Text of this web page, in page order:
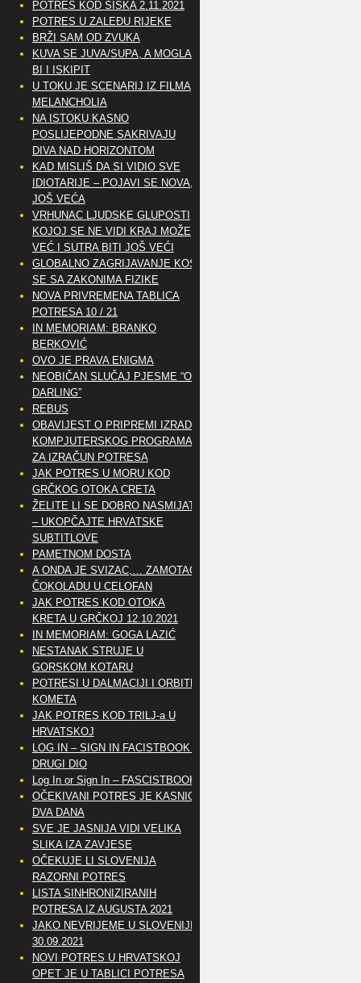
POTRES KOD SISKA 2.11.2021
POTRES U ZALEĐU RIJEKE
BRŽI SAM OD ZVUKA
KUVA SE JUVA/SUPA, A MOGLA
BI I ISKIPIT
U TOKU JE SCENARIJ IZ FILMA
MELANCHOLIA
NA ISTOKU KASNO
POSLIJEPODNE SAKRIVAJU
DIVA NAD HORIZONTOM
KAD MISLIŠ DA SI VIDIO SVE
IDIOTARIJE – POJAVI SE NOVA,..
JOŠ VEĆA
VRHUNAC LJUDSKE GLUPOSTI
KOJOJ SE NE VIDI KRAJ MOŽE
VEĆ I SUTRA BITI JOŠ VEĆI
GLOBALNO ZAGRIJAVANJE KOSI
SE SA ZAKONIMA FIZIKE
NOVA PRIVREMENA TABLICA
POTRESA 10 / 21
IN MEMORIAM: BRANKO
BERKOVIĆ
OVO JE PRAVA ENIGMA
NEOBIČAN SLUČAJ PJESME “OH
DARLING”
REBUS
OBAVIJEST O PRIPREMI IZRADE
KOMPJUTERSKOG PROGRAMA
ZA IZRAČUN POTRESA
JAK POTRES U MORU KOD
GRČKOG OTOKA CRETA
ŽELITE LI SE DOBRO NASMIJATI
– UKOPČAJTE HRVATSKE
SUBTITLOVE
PAMETNOM DOSTA
A ONDA JE SVIZAC,… ZAMOTAO
ČOKOLADU U CELOFAN
JAK POTRES KOD OTOKA
KRETA U GRČKOJ 12.10.2021
IN MEMORIAM: GOGA LAZIĆ
NESTANAK STRUJE U
GORSKOM KOTARU
POTRESI U DALMACIJI I ORBITE
KOMETA
JAK POTRES KOD TRILJ-a U
HRVATSKOJ
LOG IN – SIGN IN FACISTBOOK –
DRUGI DIO
Log In or Sign In – FASCISTBOOK
OČEKIVANI POTRES JE KASNIO
DVA DANA
SVE JE JASNIJA VIDI VELIKA
SLIKA IZA ZAVJESE
OČEKUJE LI SLOVENIJA
RAZORNI POTRES
LISTA SINHRONIZIRANIH
POTRESA IZ AUGUSTA 2021
JAKO NEVRIJEME U SLOVENIJI
30.09.2021
NOVI POTRES U HRVATSKOJ
OPET JE U TABLICI POTRESA